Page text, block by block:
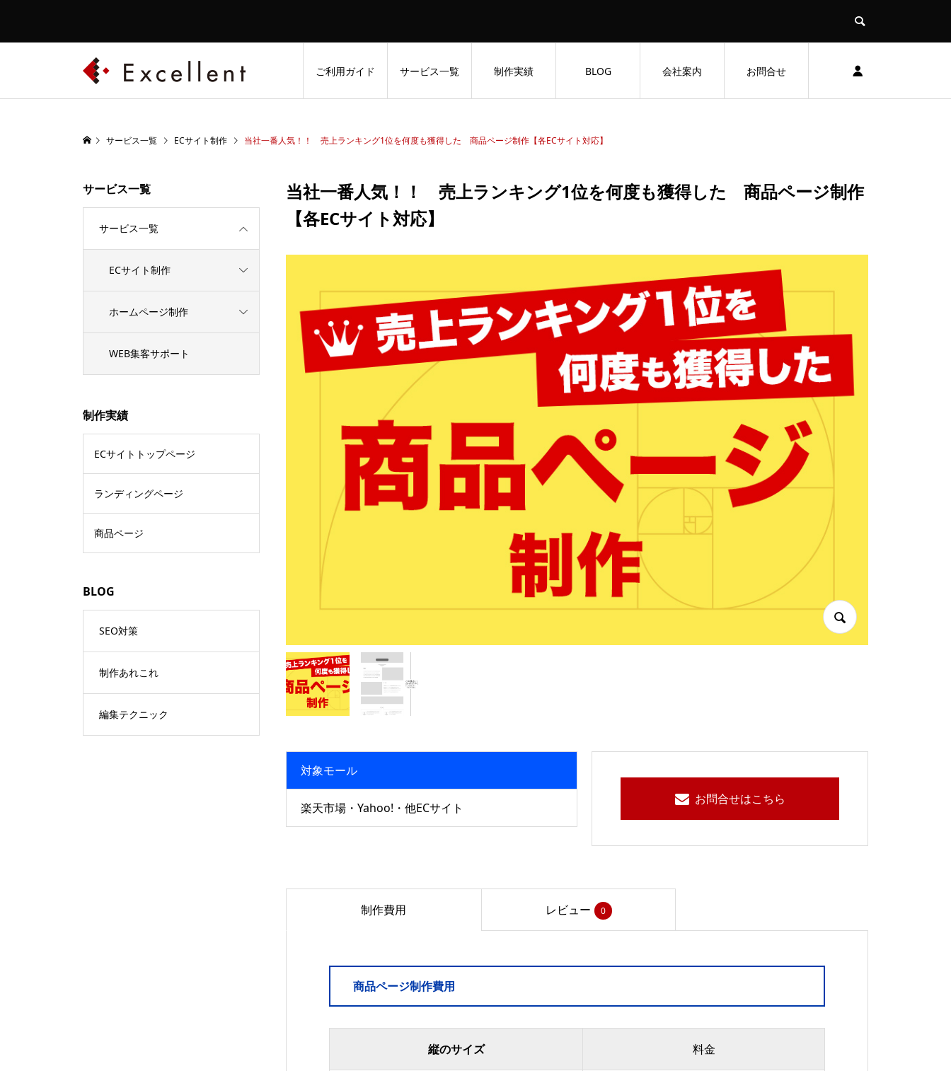
ご利用ガイド サービス一覧 制作実績 BLOG 会社案内 お問合せ
サービス一覧 ECサイト制作 当社一番人気！！ 売上ランキング1位を何度も獲得した 商品ページ制作【各ECサイト対応】
当社一番人気！！ 売上ランキング1位を何度も獲得した 商品ページ制作
【各ECサイト対応】
対象モール
楽天市場・Yahoo!・他ECサイト
お問合せはこちら
制作費用 レビュー 0
商品ページ制作費用
縦のサイズ 料金
サービス一覧
サービス一覧
ECサイト制作
ホームページ制作
WEB集客サポート
制作実績
ECサイトトップページ
ランディングページ
商品ページ
BLOG
SEO対策
制作あれこれ
編集テクニック